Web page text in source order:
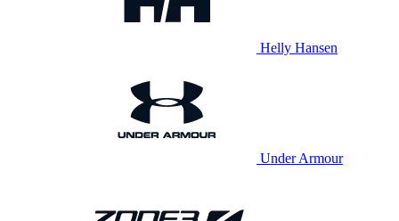
Helly Hansen
Under Armour